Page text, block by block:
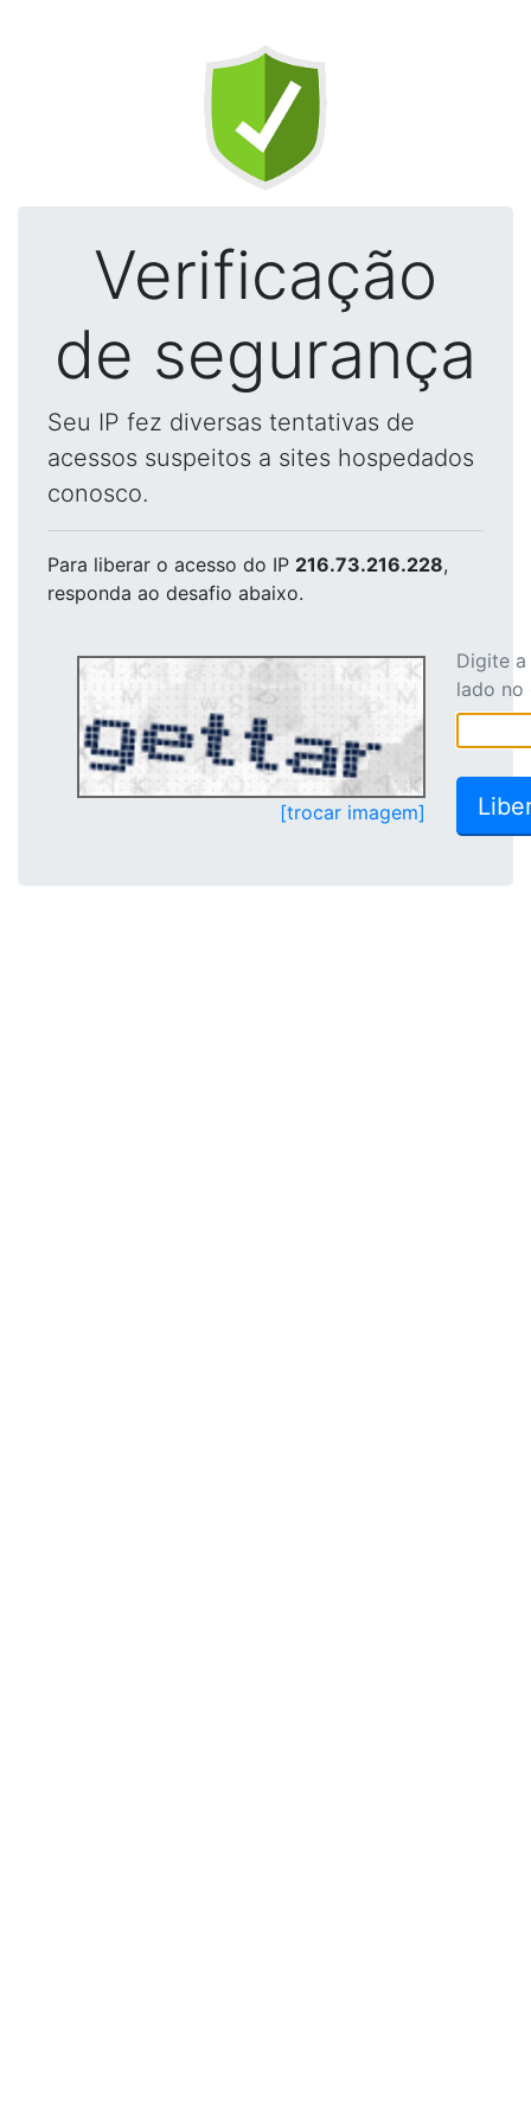
Verificação
de segurança
Seu IP fez diversas tentativas de
acessos suspeitos a sites hospedados
conosco.
Para liberar o acesso do IP 216.73.216.228,
responda ao desafio abaixo.
[trocar imagem]
Digite
lado no